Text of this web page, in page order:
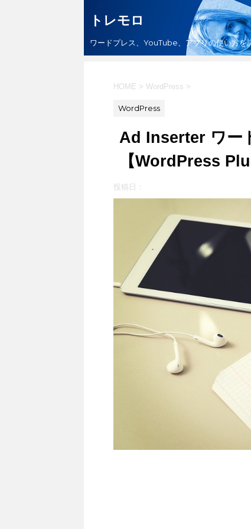
トレモロ
ワードプレス、YouTube、アプリの使い方を
HOME > WordPress >
WordPress
Ad Inserter ワー
【WordPress
投稿日：